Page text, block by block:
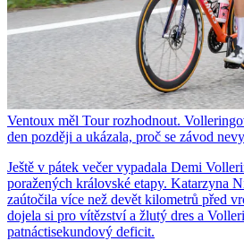
Ventoux měl Tour rozhodnout.
den později a ukázala, proč se závod
Ještě v pátek večer vypadala Demi
poražených královské etapy. Katarzyna
zaútočila více než devět kilometrů před
dojela si pro vítězství a žlutý dres a
patnáctisekundový deficit.